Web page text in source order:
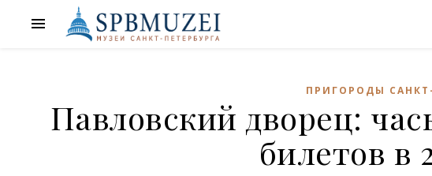
ПРИГОРОДЫ
Павловский дворец:
билетов в